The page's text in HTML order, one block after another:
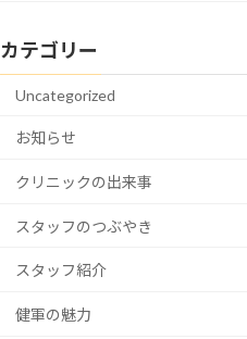
カテゴリー
Uncategorized
お知らせ
クリニックの出来事
スタッフのつぶやき
スタッフ紹介
健軍の魅力